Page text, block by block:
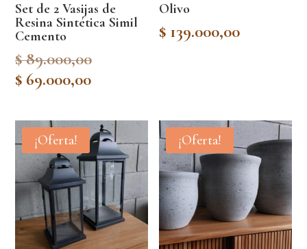
Set de 2 Vasijas de
Resina Sintética Simil
Cemento
$89.000,00Original
$ 69.000,00Current
$ 69.000,00.
Olivo
$ 139.000,00
¡Oferta! ¡Oferta!